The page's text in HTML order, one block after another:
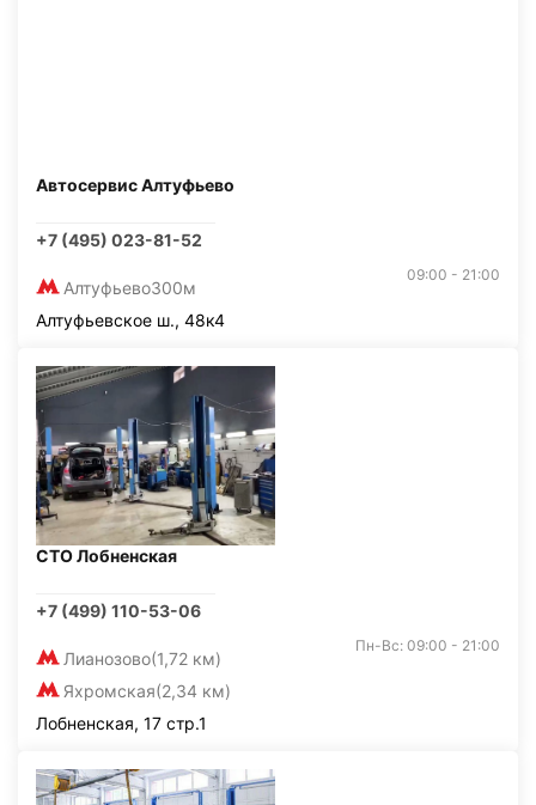
Автосервис Алтуфьево
+7 (495) 023-81-52
Алтуфьево300м
09:00 - 21:00
Алтуфьевское ш., 48к4
СТО Лобненская
+7 (499) 110-53-06
Лианозово(1,72 км)
Яхромская(2,34 км)
Пн-Вс: 09:00 - 21:00
Лобненская, 17 стр.1